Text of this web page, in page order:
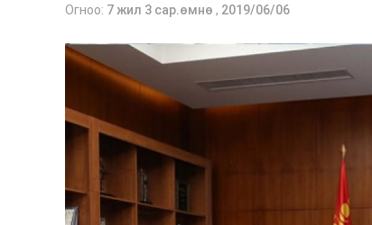
Огноо: 7 жил 3 сар.өмнө , 2019/06/06